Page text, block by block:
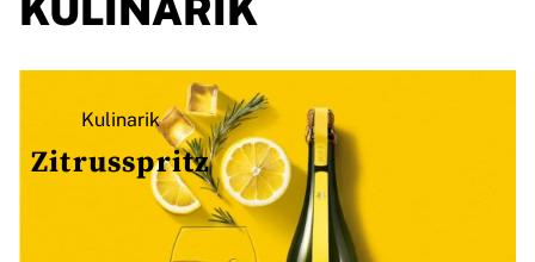
Kulinarik
Zitrusspritz